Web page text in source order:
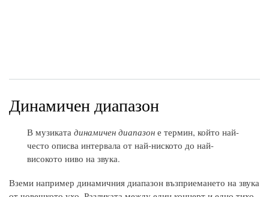
Динамичен диапазон
В музиката динамичен диапазон е термин, който най-
често описва интервала от най-ниското до най-
високото ниво на звука.
Вземи например динамичния диапазон възприемането на звука